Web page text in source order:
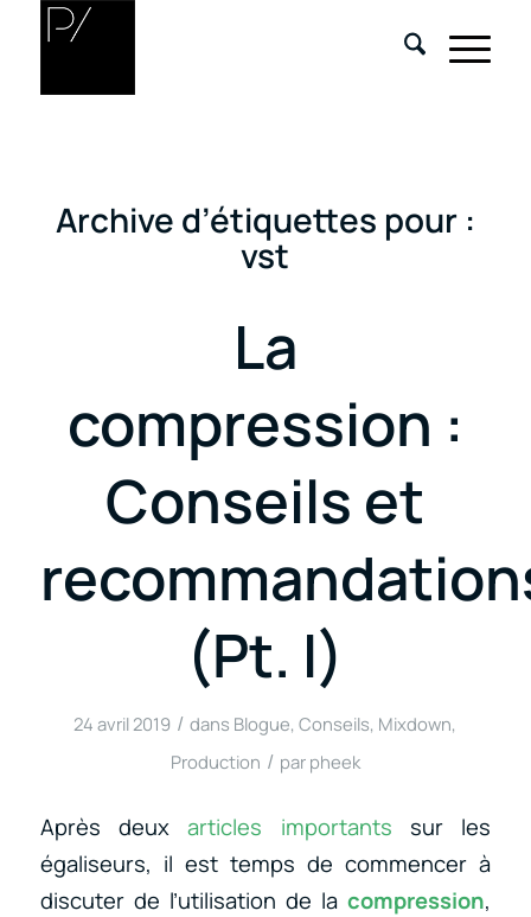
Archive d’étiquettes pour :
vst
La
compression :
Conseils et
(Pt. I)
24 avril 2019 / dans Blogue,Conseils, Mixdown,
Production / par pheek
Après deuxarticles importants sur les
égaliseurs, il est temps de commencer à
discuter de l’utilisation de lacompression,